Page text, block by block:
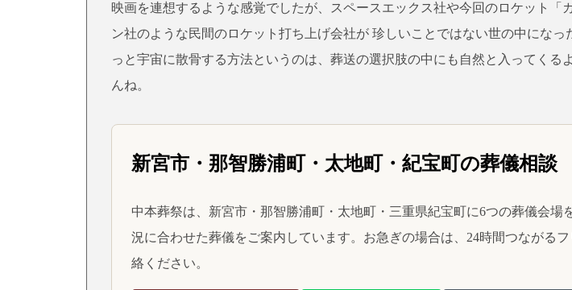
映画を連想するような感覚でしたが、スペースエックス社や今回のロケット「
ン社のような民間のロケット打ち上げ会社が 珍しいことではない世の中になっ
っと宇宙に散骨する方法というのは、葬送の選択肢の中にも自然と入ってくる
んね。
新宮市・那智勝浦町・太地町・紀宝町の葬儀相談
中本葬祭は、新宮市・那智勝浦町・太地町・三重県紀宝町に6つの葬儀会場
況に合わせた葬儀をご案内しています。お急ぎの場合は、24時間つながる
絡ください。